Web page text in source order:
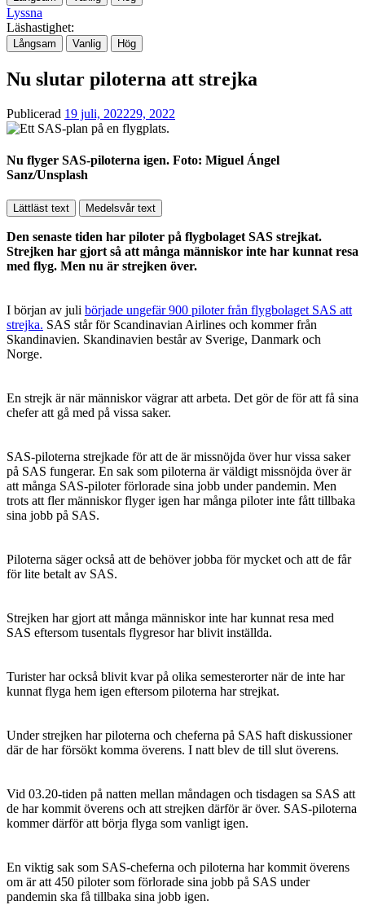
Lyssna
Läshastighet:
Långsam Vanlig Hög
Nu slutar piloterna att strejka
Publicerad 19 juli, 202229, 2022
Nu flyger SAS-piloterna igen. Foto: Miguel Ángel
Sanz/Unsplash
Lättläst text Medelsvår text
Den senaste tiden har piloter på flygbolaget SAS strejkat.
Strejken har gjort så att många människor inte har kunnat resa
med flyg. Men nu är strejken över.
I början av juli började ungefär 900 piloter från flygbolaget SAS att
strejka. SAS står för Scandinavian Airlines och kommer från
Skandinavien. Skandinavien består av Sverige, Danmark och
Norge.
En strejk är när människor vägrar att arbeta. Det gör de för att få sina
chefer att gå med på vissa saker.
SAS-piloterna strejkade för att de är missnöjda över hur vissa saker
på SAS fungerar. En sak som piloterna är väldigt missnöjda över är
att många SAS-piloter förlorade sina jobb under pandemin. Men
trots att fler människor flyger igen har många piloter inte fått tillbaka
sina jobb på SAS.
Piloterna säger också att de behöver jobba för mycket och att de får
för lite betalt av SAS.
Strejken har gjort att många människor inte har kunnat resa med
SAS eftersom tusentals flygresor har blivit inställda.
Turister har också blivit kvar på olika semesterorter när de inte har
kunnat flyga hem igen eftersom piloterna har strejkat.
Under strejken har piloterna och cheferna på SAS haft diskussioner
där de har försökt komma överens. I natt blev de till slut överens.
Vid 03.20-tiden på natten mellan måndagen och tisdagen sa SAS att
de har kommit överens och att strejken därför är över. SAS-piloterna
kommer därför att börja flyga som vanligt igen.
En viktig sak som SAS-cheferna och piloterna har kommit överens
om är att 450 piloter som förlorade sina jobb på SAS under
pandemin ska få tillbaka sina jobb igen.